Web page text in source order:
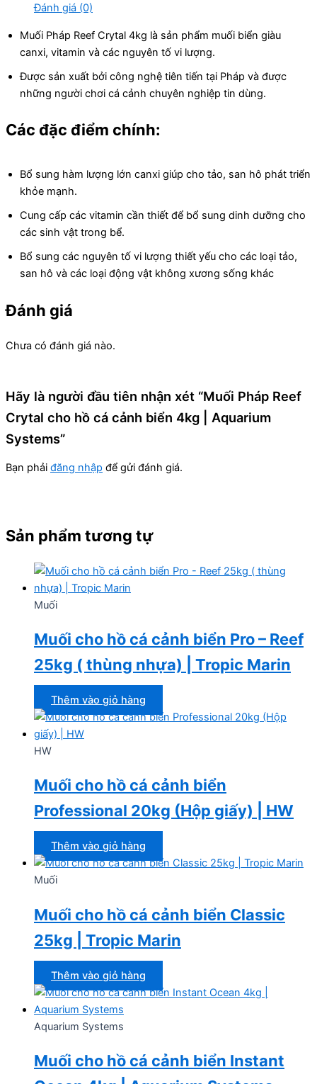
Đánh giá (0)
Muối Pháp Reef Crytal 4kg là sản phẩm muối biển giàu
canxi, vitamin và các nguyên tố vi lượng.
Được sản xuất bởi công nghệ tiên tiến tại Pháp và được
những người chơi cá cảnh chuyên nghiệp tin dùng.
Các đặc điểm chính:
Bổ sung hàm lượng lớn canxi giúp cho tảo, san hô phát triển
khỏe mạnh.
Cung cấp các vitamin cần thiết để bổ sung dinh dưỡng cho
các sinh vật trong bể.
Bổ sung các nguyên tố vi lượng thiết yếu cho các loại tảo,
san hô và các loại động vật không xương sống khác
Đánh giá
Chưa có đánh giá nào.
Hãy là người đầu tiên nhận xét “Muối Pháp Reef
Crytal cho hồ cá cảnh biển 4kg | Aquarium
Systems”
Bạn phải đăng nhập để gửi đánh giá.
Sản phẩm tương tự
Muối
Muối cho hồ cá cảnh biển Pro – Reef
25kg ( thùng nhựa) | Tropic Marin
Thêm vào giỏ hàng
HW
Muối cho hồ cá cảnh biển
Professional 20kg (Hộp giấy) | HW
Thêm vào giỏ hàng
Muối
Muối cho hồ cá cảnh biển Classic
25kg | Tropic Marin
Thêm vào giỏ hàng
Aquarium Systems
Muối cho hồ cá cảnh biển Instant